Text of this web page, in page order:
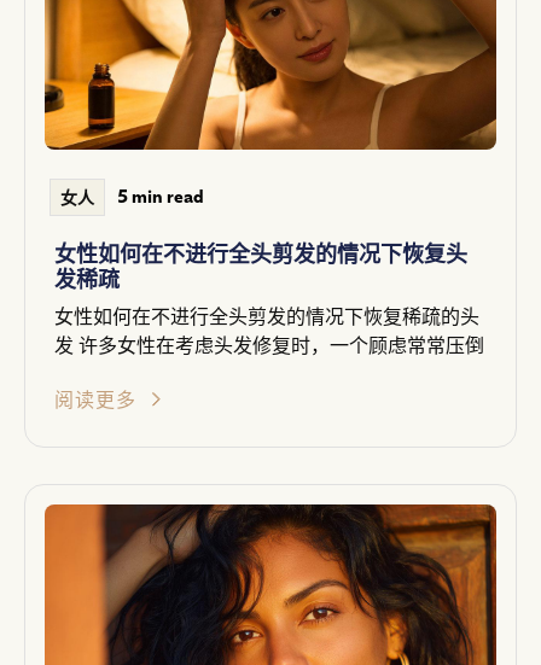
女人 5 min read
女性如何在不进行全头剪发的情况下恢复头
发稀疏
女性如何在不进行全头剪发的情况下恢复稀疏的头
发 许多女性在考虑头发修复时，一个顾虑常常压倒
阅读更多